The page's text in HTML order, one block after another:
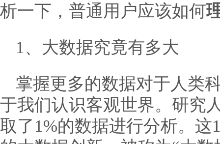
析一下，普通用户应该如何
1、大数据究竟有多大
掌握更多的数据对于人类
于我们认识客观世界。研究
取了1%的数据进行分析。